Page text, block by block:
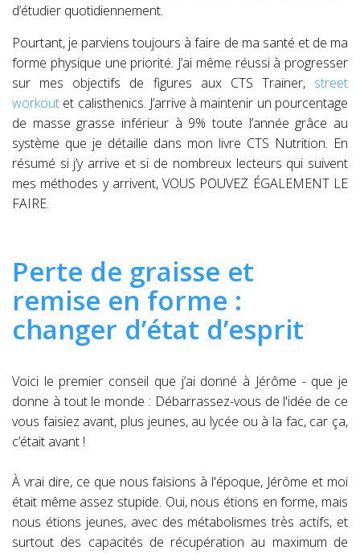
d’étudier quotidiennement.
Pourtant, je parviens toujours à faire de ma santé et de ma
forme physique une priorité. J’ai même réussi à progresser
sur mes objectifs de figures aux CTS Trainer, street
workout et calisthenics. J’arrive à maintenir un pourcentage
de masse grasse inférieur à 9% toute l’année grâce au
système que je détaille dans mon livre CTS Nutrition. En
résumé si j’y arrive et si de nombreux lecteurs qui suivent
mes méthodes y arrivent, VOUS POUVEZ ÉGALEMENT LE
FAIRE.
Perte de graisse et
remise en forme :
changer d’état d’esprit
Voici le premier conseil que j’ai donné à Jérôme - que je
donne à tout le monde : Débarrassez-vous de l'idée de ce
vous faisiez avant, plus jeunes, au lycée ou à la fac, car ça,
c’était avant !
À vrai dire, ce que nous faisions à l'époque, Jérôme et moi
était même assez stupide. Oui, nous étions en forme, mais
nous étions jeunes, avec des métabolismes très actifs, et
surtout des capacités de récupération au maximum de